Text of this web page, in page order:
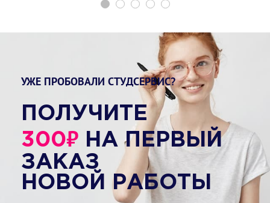
УЖЕ ПРОБОВАЛИ СТУДСЕРВИС?
ПОЛУЧИТЕ
300₽ НА ПЕРВЫЙ
ЗАКАЗ
НОВОЙ РАБОТЫ